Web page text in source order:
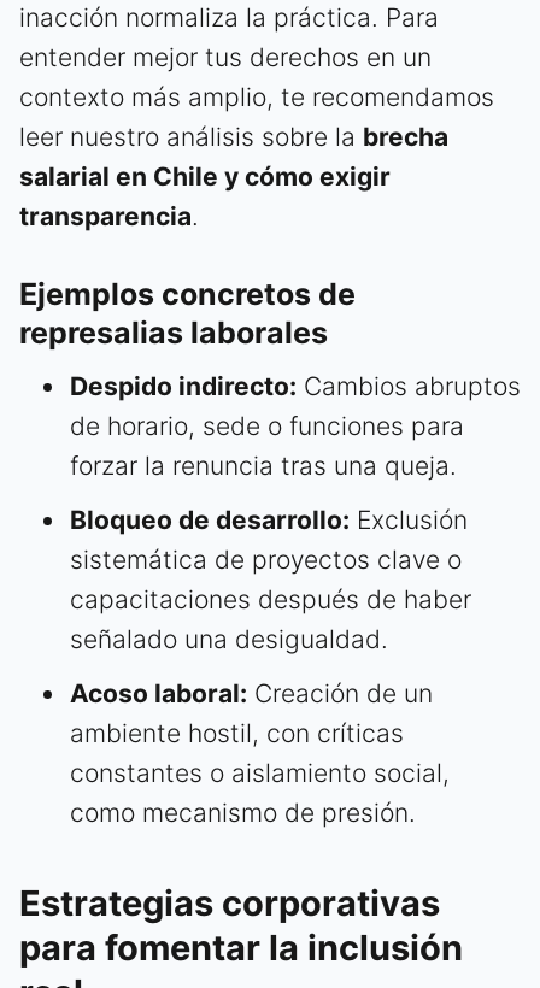
inacción normaliza la práctica. Para
entender mejor tus derechos en un
contexto más amplio, te recomendamos
leer nuestro análisis sobre la brecha
salarial en Chile y cómo exigir
transparencia.
Ejemplos concretos de
represalias laborales
Despido indirecto: Cambios abruptos
de horario, sede o funciones para
forzar la renuncia tras una queja.
Bloqueo de desarrollo: Exclusión
sistemática de proyectos clave o
capacitaciones después de haber
señalado una desigualdad.
Acoso laboral: Creación de un
ambiente hostil, con críticas
constantes o aislamiento social,
como mecanismo de presión.
Estrategias corporativas
para fomentar la inclusión